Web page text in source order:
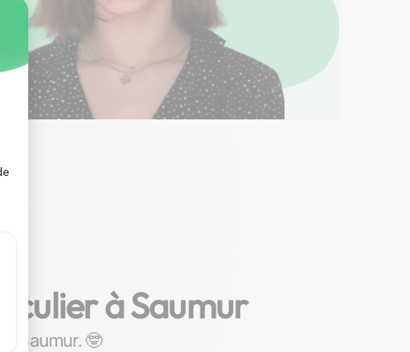
à Saumur
Saumur. 🤓